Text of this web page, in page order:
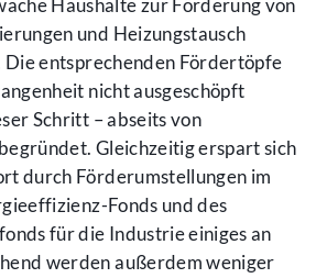
Haushalte zur Förderung von
und Heizungstausch
entsprechenden Fördertöpfe
nicht ausgeschöpft
Schritt – abseits von
Gleichzeitig erspart sich
durch Förderumstellungen im
Fonds und des
für die Industrie einiges an
werden außerdem weniger